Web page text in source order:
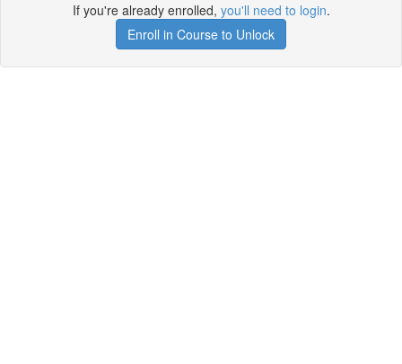
If you're already enrolled, you'll need to login.
Enroll in Course to Unlock